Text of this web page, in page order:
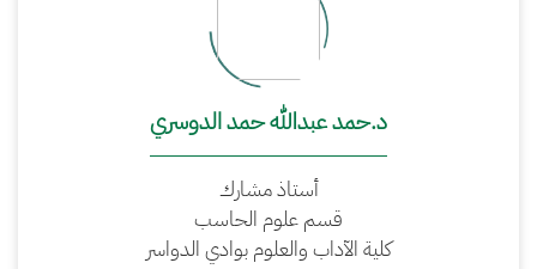
د.حمد عبدالله حمد الدوسري
أستاذ مشارك
قسم علوم الحاسب
كلية الآداب والعلوم بوادي الدواسر